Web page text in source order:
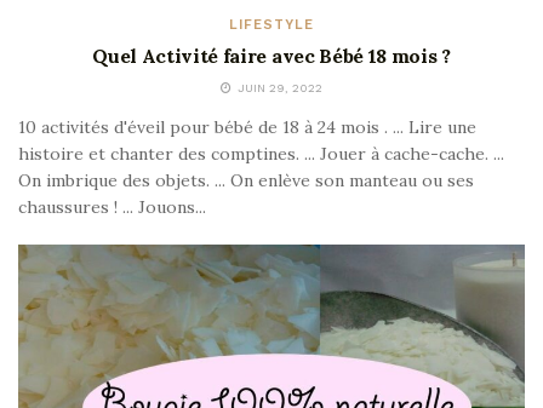
LIFESTYLE
Quel Activité faire avec Bébé 18 mois ?
JUIN 29, 2022
10 activités d'éveil pour bébé de 18 à 24 mois . ... Lire une
histoire et chanter des comptines. ... Jouer à cache-cache. ...
On imbrique des objets. ... On enlève son manteau ou ses
chaussures ! ... Jouons...